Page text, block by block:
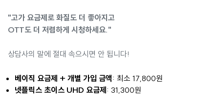
"고가 요금제로 화질도 더 좋아지고
OTT도 더 저렴하게 시청하세요."
상담사의 말에 절대 속으시면 안 됩니다!
베이직 요금제 + 개별 가입 금액: 최소 17,800원
넷플릭스 초이스 UHD 요금제 : 31,300원